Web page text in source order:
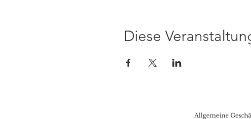
Diese
Allgemeine